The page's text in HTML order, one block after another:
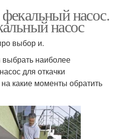
насос.
насос
выбор и.
наиболее
для откачки
какие моменты обратить